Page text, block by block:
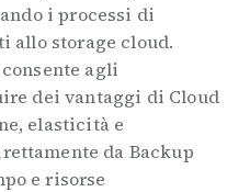
i processi di
allo storage cloud.
agli
dei vantaggi di Cloud
elasticità e
da Backup
e risorse